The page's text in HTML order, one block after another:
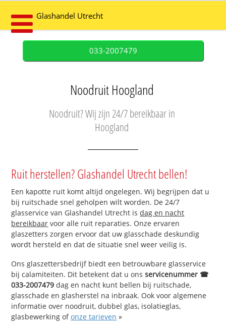
Glashandel Utrecht
033-2007479
Noodruit Hoogland
Noodruit? Wij zijn 24/7 bereikbaar in
Hoogland
Ruit herstellen? Glashandel Utrecht bellen!
Een kapotte ruit komt altijd ongelegen. Wij begrijpen dat u
bij ruitschade snel geholpen wilt worden. De 24/7
glasservice van Glashandel Utrecht isdag en nacht
bereikbaar voor alle ruit reparaties. Onze ervaren
glaszetters zorgen ervoor dat uw glasschade deskundig
wordt hersteld en dat de situatie snel weer veilig is.
Ons glaszettersbedrijf biedt een betrouwbare glasservice
bij calamiteiten. Dit betekent dat u onsservicenummer ☎
033-2007479 dag en nacht kunt bellen bij ruitschade,
glasschade en glasherstel na inbraak. Ook voor algemene
informatie over noodruit, dubbel glas, isolatieglas,
glasbewerking ofonze tarieven »